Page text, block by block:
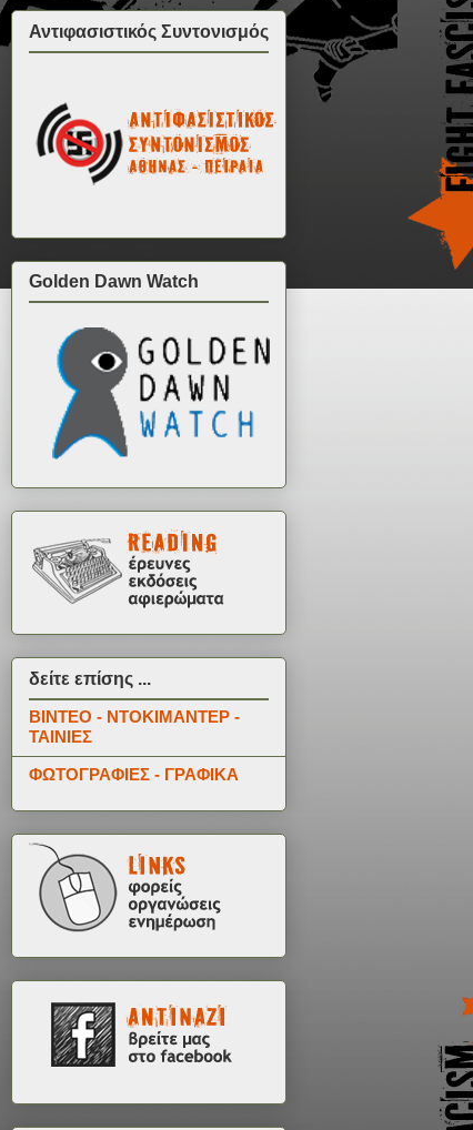
Αντιφασιστικός Συντονισμός
Golden Dawn Watch
δείτε επίσης ...
ΒΙΝΤΕΟ - ΝΤΟΚΙΜΑΝΤΕΡ -
ΤΑΙΝΙΕΣ
ΦΩΤΟΓΡΑΦΙΕΣ - ΓΡΑΦΙΚΑ